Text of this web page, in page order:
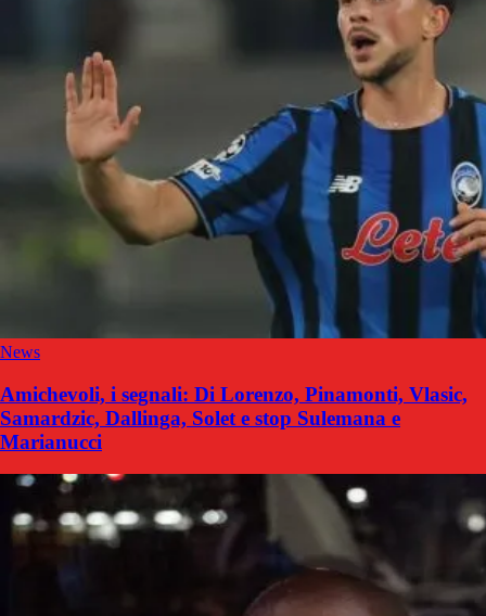
News
Amichevoli, i segnali: Di Lorenzo, Pinamonti, Vlasic,
Samardzic, Dallinga, Solet e stop Sulemana e
Marianucci